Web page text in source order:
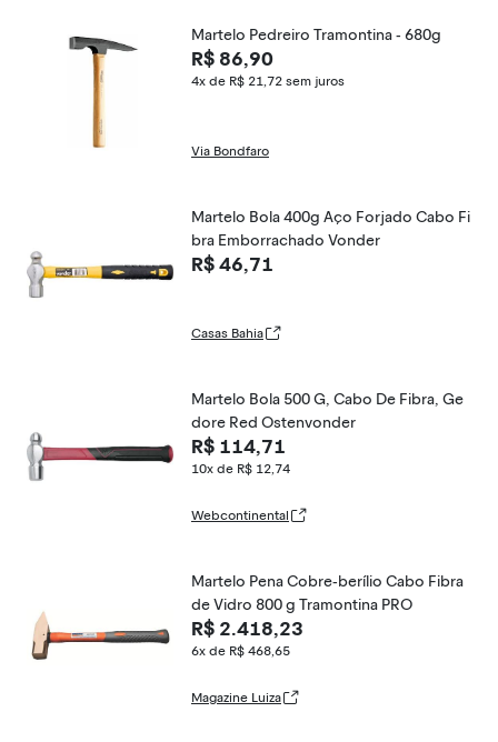
Martelo Pedreiro Tramontina - 680g
R$ 86,90
4x de R$ 21,72 sem juros
Via Bondfaro
Martelo Bola 400g Aço Forjado Cabo Fi
bra Emborrachado Vonder
R$ 46,71
Casas Bahia
Martelo Bola 500 G, Cabo De Fibra, Ge
dore Red Ostenvonder
R$ 114,71
10x de R$ 12,74
Webcontinental
Martelo Pena Cobre-berílio Cabo Fibra
de Vidro 800 g Tramontina PRO
R$ 2.418,23
6x de R$ 468,65
Magazine Luiza